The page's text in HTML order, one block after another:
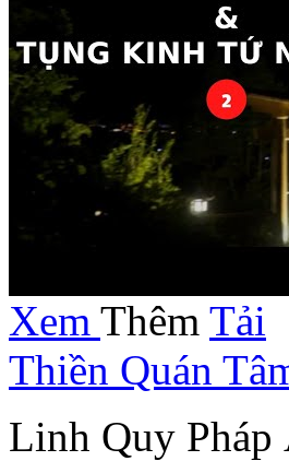
Xem Thêm Tải
Thiền Quán
Linh Quy